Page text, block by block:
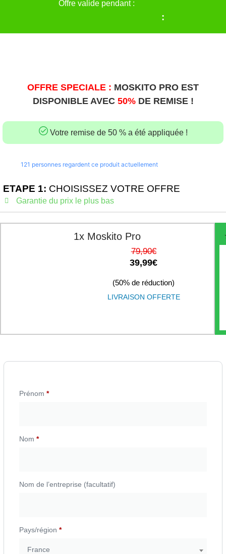
Offre valide pendant :
:
Votre remise de 50 % a été appliquée !
OFFRE SPECIALE : MOSKITO PRO EST
DISPONIBLE AVEC 50%DE REMISE !
121 personnes regardent ce produit actuellement
ETAPE 1: CHOISISSEZ VOTRE OFFRE
Garantie du prix le plus bas
1x Moskito Pro
79,90€
39,99€
(50% de réduction)
LIVRAISON OFFERTE
Prénom *
Nom *
Nom de l’entreprise (facultatif)
Pays/région *
France